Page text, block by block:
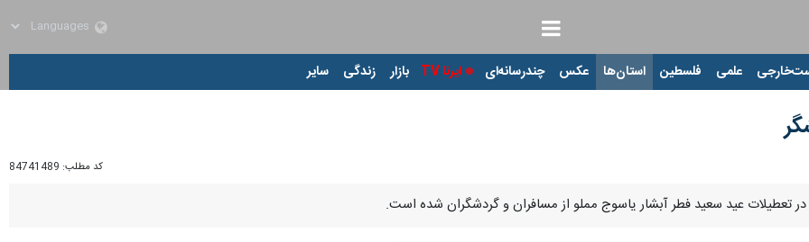
علمی فلسطین استان‌ها عکس چندرسانه‌ای ایرنا TV بازار زندگی سایر
کد مطلب: 84741489
تعطیلات عید سعید فطر آبشار یاسوج مملو از مسافران و گردشگران شده است.